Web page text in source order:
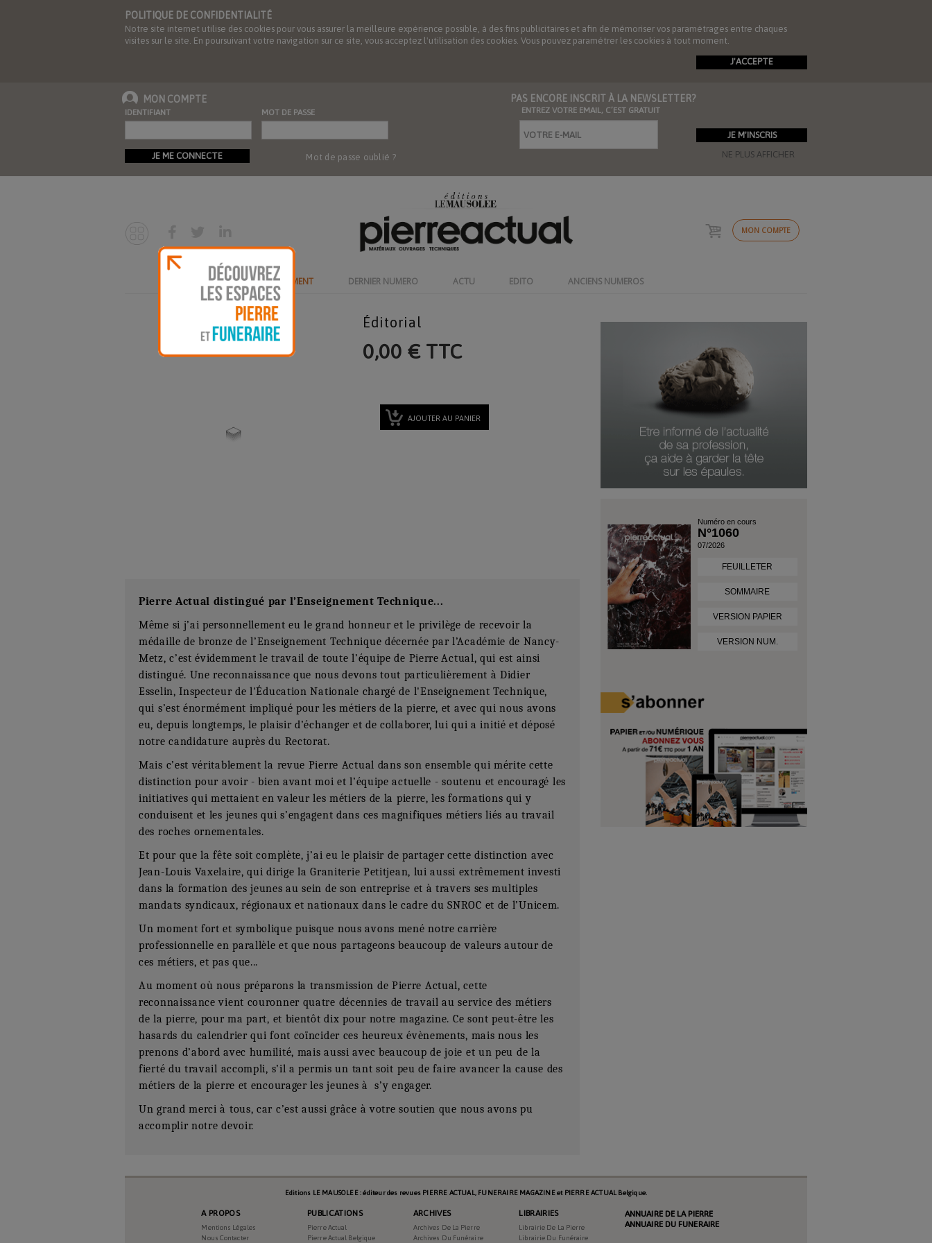
POLITIQUE DE CONFIDENTIALITÉ
Notre site internet utilise des cookies pour vous assurer la meilleure expérience possible, à des fins publicitaires et afin de mémoriser vos paramétrages entre chaques
visites sur le site. En poursuivant votre navigation sur ce site, vous acceptez l'utilisation des cookies. Vous pouvez paramétrer les cookies à tout moment.
J'ACCEPTE
MON COMPTE
IDENTIFIANT MOT DE PASSE
JE ME CONNECTE Mot de passe oublié ? NE PLUS AFFICHER
PAS ENCORE INSCRIT À LA NEWSLETTER?
ENTREZ VOTRE EMAIL, C’EST GRATUIT
MON COMPTE
ABONNEMENT DERNIER NUMERO ACTU EDITO ANCIENS NUMEROS
Éditorial
0,00 € TTC
AJOUTER AU PANIER
Pierre Actual distingué par l’Enseignement Technique...
Même si j’ai personnellement eu le grand honneur et le privilège de recevoir la
médaille de bronze de l’Enseignement Technique décernée par l’Académie de Nancy-
Metz, c’est évidemment le travail de toute l’équipe de Pierre Actual, qui est ainsi
distingué. Une reconnaissance que nous devons tout particulièrement à Didier
Esselin, Inspecteur de l'Éducation Nationale chargé de l'Enseignement Technique,
qui s’est énormément impliqué pour les métiers de la pierre, et avec qui nous avons
eu, depuis longtemps, le plaisir d’échanger et de collaborer, lui qui a initié et déposé
notre candidature auprès du Rectorat.
Mais c’est véritablement la revue Pierre Actual dans son ensemble qui mérite cette
distinction pour avoir - bien avant moi et l’équipe actuelle - soutenu et encouragé les
initiatives qui mettaient en valeur les métiers de la pierre, les formations qui y
conduisent et les jeunes qui s’engagent dans ces magnifiques métiers liés au travail
des roches ornementales.
Et pour que la fête soit complète, j’ai eu le plaisir de partager cette distinction avec
Jean-Louis Vaxelaire, qui dirige la Graniterie Petitjean, lui aussi extrêmement investi
dans la formation des jeunes au sein de son entreprise et à travers ses multiples
mandats syndicaux, régionaux et nationaux dans le cadre du SNROC et de l’Unicem.
Un moment fort et symbolique puisque nous avons mené notre carrière
professionnelle en parallèle et que nous partageons beaucoup de valeurs autour de
ces métiers, et pas que...
Au moment où nous préparons la transmission de Pierre Actual, cette
reconnaissance vient couronner quatre décennies de travail au service des métiers
de la pierre, pour ma part, et bientôt dix pour notre magazine. Ce sont peut-être les
hasards du calendrier qui font coïncider ces heureux évènements, mais nous les
prenons d’abord avec humilité, mais aussi avec beaucoup de joie et un peu de la
fierté du travail accompli, s’il a permis un tant soit peu de faire avancer la cause des
métiers de la pierre et encourager les jeunes à s’y engager.
Un grand merci à tous, car c’est aussi grâce à votre soutien que nous avons pu
accomplir notre devoir.
Numéro Du Produit
Numéro en cours
N°1060
07/2026
FEUILLETER
SOMMAIRE
VERSION PAPIER
VERSION NUM.
Editions LE MAUSOLEE : éditeur des revues PIERRE ACTUAL, FUNERAIRE MAGAZINE et PIERRE ACTUAL Belgique.
A PROPOS
Mentions Légales
Nous Contacter
PUBLICATIONS
Pierre Actual
Pierre Actual Belgique
ARCHIVES
Archives De La Pierre
Archives Du Funéraire
LIBRAIRIES
Librairie De La Pierre
Librairie Du Funéraire
ANNUAIRE DE LA PIERRE
ANNUAIRE DU FUNERAIRE